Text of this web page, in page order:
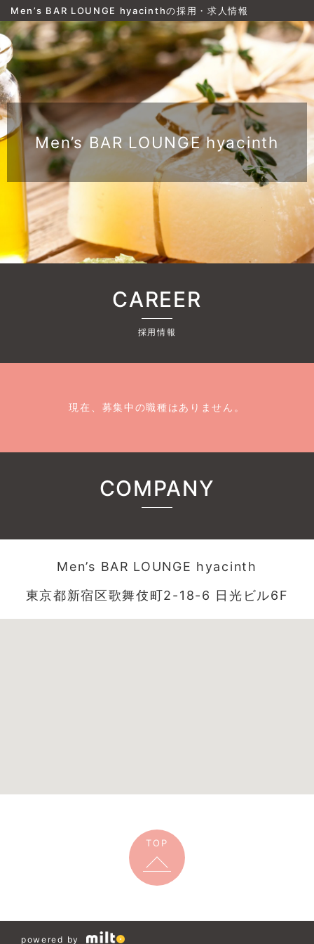
Men’s BAR LOUNGE hyacinthの採用・求人情報
Men’s BAR LOUNGE hyacinth
CAREER
採用情報
現在、募集中の職種はありません。
COMPANY
Men’s BAR LOUNGE hyacinth
東京都新宿区歌舞伎町2-18-6 日光ビル6F
TOP
powered by